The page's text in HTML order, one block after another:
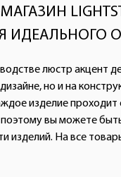
ИДЕАЛЬНОГО
люстр акцент
но и на
изделие проходит
вы можете
изделий. На все